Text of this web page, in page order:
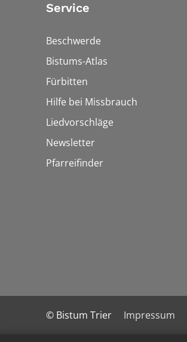
Service
Beschwerde
Bistums-Atlas
Fürbitten
Hilfe bei Missbrauch
Liedvorschläge
Newsletter
Pfarreifinder
© Bistum Trier Impressum